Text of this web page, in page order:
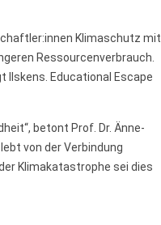
Klimaschutz mit
Ressourcenverbrauch.
Ilskens. Educational Escape
betont Prof. Dr. Änne-
von der Verbindung
Klimakatastrophe sei dies